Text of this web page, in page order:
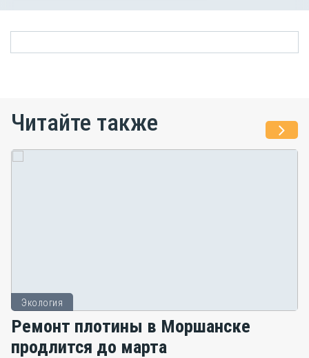
Читайте также
Экология
Ремонт плотины в Моршанске
продлится до марта